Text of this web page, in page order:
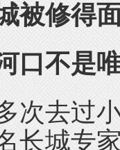
修得面
不是唯
去过小
长城专